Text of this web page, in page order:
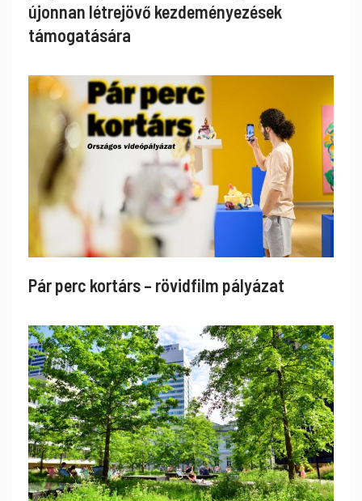
újonnan létrejövő kezdeményezések
támogatására
Pár perc kortárs – rövidfilm pályázat